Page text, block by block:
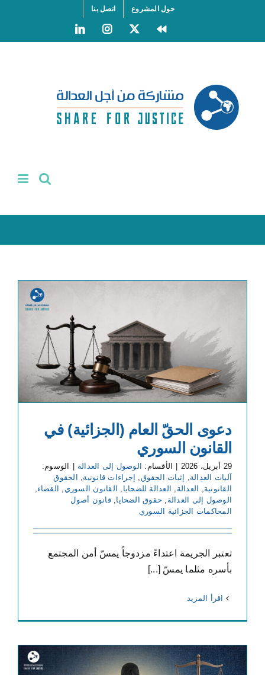
حول المشروع اتصل بنا
Facebook
X
Instagram
LinkedIn
دعوى الحقّ العام (الجزائية) في
القانون السوري
29 أبريل، 2026 | الأقسام: الوصول إلى العدالة | الوسوم:
آليات العدالة
إثبات الحقوق إجراءات قانونية
الحقوق
القانونية
العدالة العدالة للضحايا القانون السوري القضاء
الوصول إلى العدالة
حقوق الضحايا ,قانون أصول
المحاكمات الجزائية السوري
تعتبر الجريمة اعتداءً مزدوجاً يمسّ أمن المجتمع
بأسره مثلما يمسّ [...]